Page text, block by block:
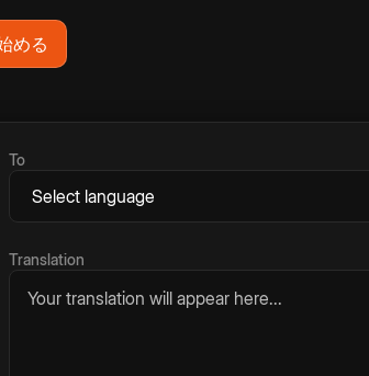
める
To
Translation
Your translation will appear here...